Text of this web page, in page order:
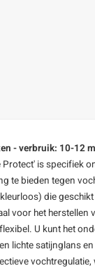
- verbruik: 10-12
Protect' is specifiek
te bieden tegen
die
voor het herstellen
U kunt het
lichte satijnglans